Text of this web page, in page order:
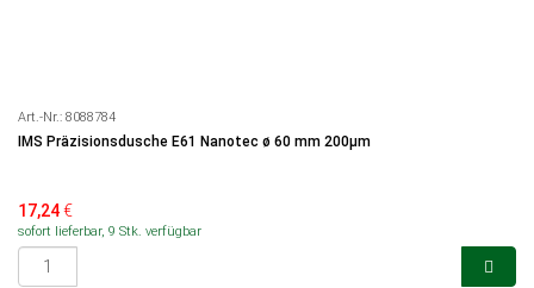
Art.-Nr.: 8088784
IMS Präzisionsdusche E61 Nanotec ø 60 mm 200µm
17,24€
sofort lieferbar, 9 Stk. verfügbar